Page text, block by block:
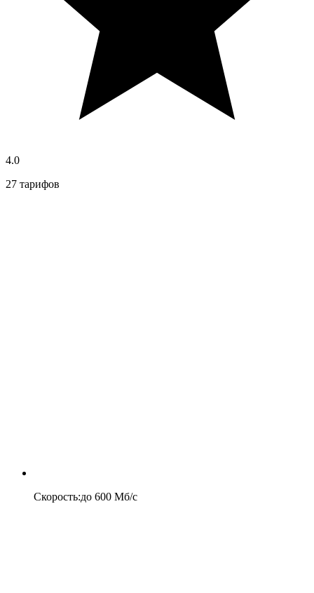
4.0
27 тарифов
Скорость:до 600 Мб/c